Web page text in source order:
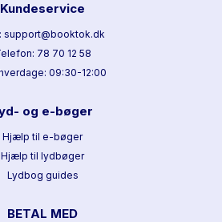
Kundeservice
support@booktok.dk
78 70 12 58
09:30-12:00
og e-bøger
Hjælp til e-bøger
Hjælp til lydbøger
Lydbog guides
BETAL MED